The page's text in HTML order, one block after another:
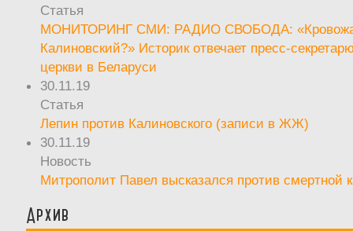
Статья
МОНИТОРИНГ СМИ: РАДИО СВОБОДА:
Калиновский?» Историк отвечает пресс-
церкви в Беларуси
30.11.19
Статья
Лепин против Калиновского (записи в ЖЖ)
30.11.19
Новость
Митрополит Павел высказался против смертной
Архив